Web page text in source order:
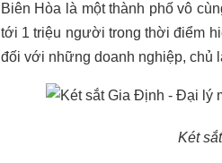
Biên Hòa là một thành phố vô
tới 1 triệu người trong thời điểm
đối với những doanh nghiệp, chủ
Két